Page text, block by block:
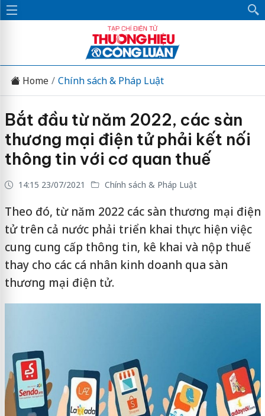
Home Chính sách & Pháp Luật
Bắt đầu từ năm 2022, các sàn
thương mại điện tử phải kết nối
thông tin với cơ quan thuế
14:15 23/07/2021 Chính sách & Pháp Luật
Theo đó, từ năm 2022 các sàn thương mại điện
tử trên cả nước phải triển khai thực hiện việc
cung cung cấp thông tin, kê khai và nộp thuế
thay cho các cá nhân kinh doanh qua sàn
thương mại điện tử.